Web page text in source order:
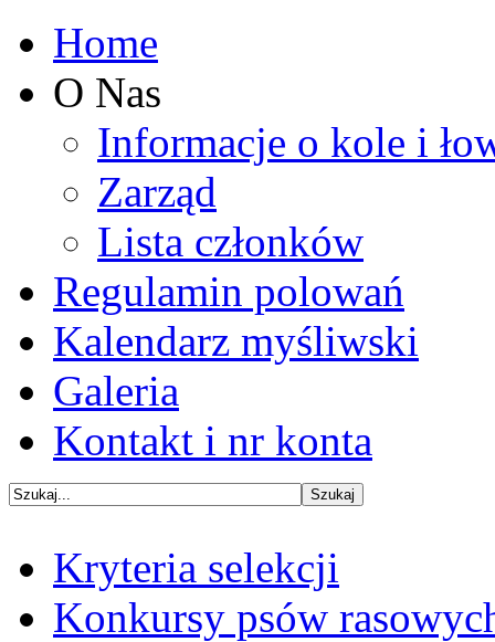
Home
O Nas
Informacje o kole i
Zarząd
Lista członków
Regulamin polowań
Kalendarz myśliwski
Galeria
Kontakt i nr konta
Kryteria selekcji
Konkursy psów